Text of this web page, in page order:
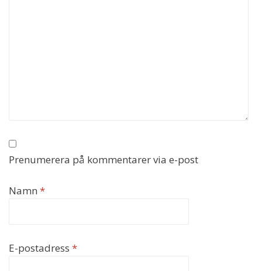
Prenumerera på kommentarer via e-post
Namn *
E-postadress *